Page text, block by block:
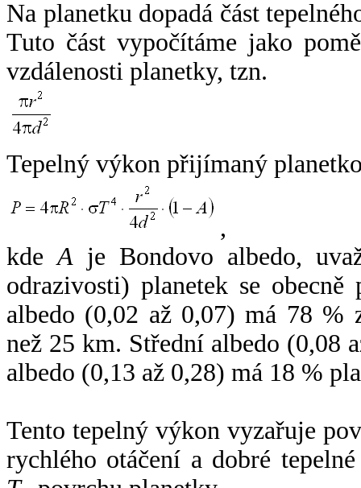
Na planetku dopadá část
Tuto část vypočítáme jako
vzdálenosti planetky, tzn.
Tepelný výkon přijímaný
,
kdeA je Bondovo albedo,
odrazivosti) planetek se
albedo (0,02 až 0,07) má 78 %
než 25 km. Střední albedo (0,08
albedo (0,13 až 0,28) má 18 %
Tento tepelný výkon vyzařuje
rychlého otáčení a dobré